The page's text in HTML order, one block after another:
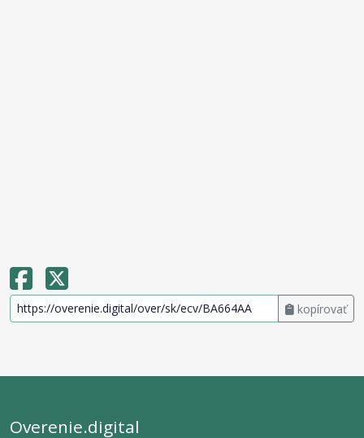
kopírovať
Overenie.digital